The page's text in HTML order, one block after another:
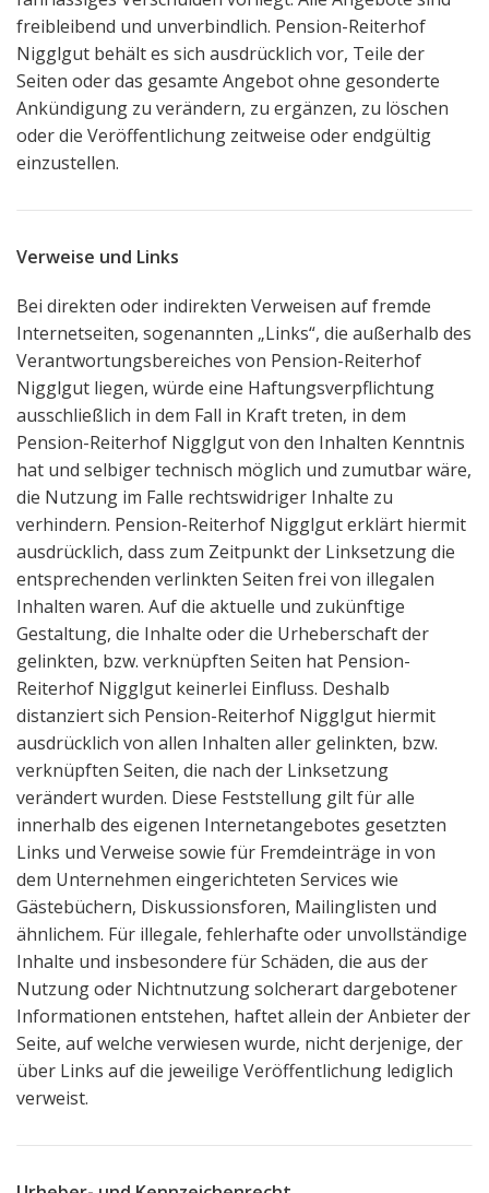
freibleibend und unverbindlich. Pension-Reiterhof
Nigglgut behält es sich ausdrücklich vor, Teile der
Seiten oder das gesamte Angebot ohne gesonderte
Ankündigung zu verändern, zu ergänzen, zu löschen
oder die Veröffentlichung zeitweise oder endgültig
einzustellen.
Verweise und Links
Bei direkten oder indirekten Verweisen auf fremde
Internetseiten, sogenannten „Links“, die außerhalb des
Verantwortungsbereiches von Pension-Reiterhof
Nigglgut liegen, würde eine Haftungsverpflichtung
ausschließlich in dem Fall in Kraft treten, in dem
Pension-Reiterhof Nigglgut von den Inhalten Kenntnis
hat und selbiger technisch möglich und zumutbar wäre,
die Nutzung im Falle rechtswidriger Inhalte zu
verhindern. Pension-Reiterhof Nigglgut erklärt hiermit
ausdrücklich, dass zum Zeitpunkt der Linksetzung die
entsprechenden verlinkten Seiten frei von illegalen
Inhalten waren. Auf die aktuelle und zukünftige
Gestaltung, die Inhalte oder die Urheberschaft der
gelinkten, bzw. verknüpften Seiten hat Pension-
Reiterhof Nigglgut keinerlei Einfluss. Deshalb
distanziert sich Pension-Reiterhof Nigglgut hiermit
ausdrücklich von allen Inhalten aller gelinkten, bzw.
verknüpften Seiten, die nach der Linksetzung
verändert wurden. Diese Feststellung gilt für alle
innerhalb des eigenen Internetangebotes gesetzten
Links und Verweise sowie für Fremdeinträge in von
dem Unternehmen eingerichteten Services wie
Gästebüchern, Diskussionsforen, Mailinglisten und
ähnlichem. Für illegale, fehlerhafte oder unvollständige
Inhalte und insbesondere für Schäden, die aus der
Nutzung oder Nichtnutzung solcherart dargebotener
Informationen entstehen, haftet allein der Anbieter der
Seite, auf welche verwiesen wurde, nicht derjenige, der
über Links auf die jeweilige Veröffentlichung lediglich
verweist.